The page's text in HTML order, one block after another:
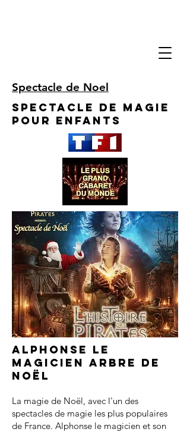
Spectacle de Noel
Spectacle de Magie
pour enfants
Alphonse le
magicien arbre de
noël
La magie de Noël, avec l'un des
spectacles de magie les plus populaires
de France. Alphonse le magicien et son